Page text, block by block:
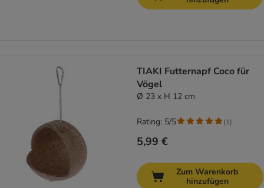
TIAKI Futternapf Coco für
Vögel
Ø 23 x H 12 cm
5,99 €
Rating: 5/5 (1)
Zum Warenkorb
hinzufügen